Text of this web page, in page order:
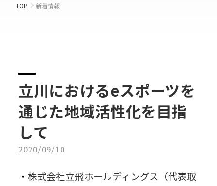
ニュース
TOP 新着情報
立川におけるeスポーツを
通じた地域活性化を目指
して
2020/09/10
株式会社立飛ホールディングス（代表取